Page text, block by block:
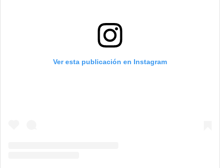
Ver esta publicación en Instagram